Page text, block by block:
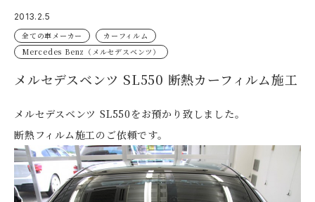
2013.2.5
全ての車メーカー
カーフィルム
Mercedes Benz（メルセデスベンツ）
メルセデスベンツ SL550 断熱カーフィルム施工
メルセデスベンツ SL550をお預かり致しました。
断熱フィルム施工のご依頼です。